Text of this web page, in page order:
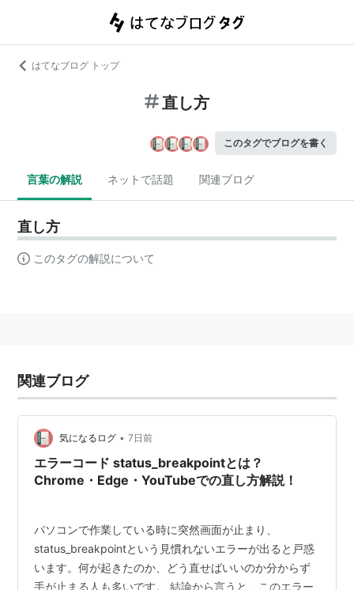
はてなブログ トップ
直し方
このタグでブログを書く
言葉の解説 ネットで話題 関連ブログ
直し方
このタグの解説について
関連ブログ
気になるログ • 7日前
エラーコード status_breakpointとは？
Chrome・Edge・YouTubeでの直し方解説！
パソコンで作業している時に突然画面が止まり、
status_breakpointという見慣れないエラーが出ると戸惑
います。何が起きたのか、どう直せばいいのか分からず
手が止まる人も多いです。 結論から言うと、このエラー